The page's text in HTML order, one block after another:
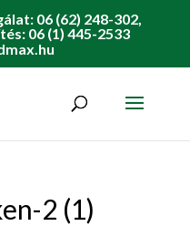
06 (62) 248-302,
06 (1) 445-2533
2 (1)